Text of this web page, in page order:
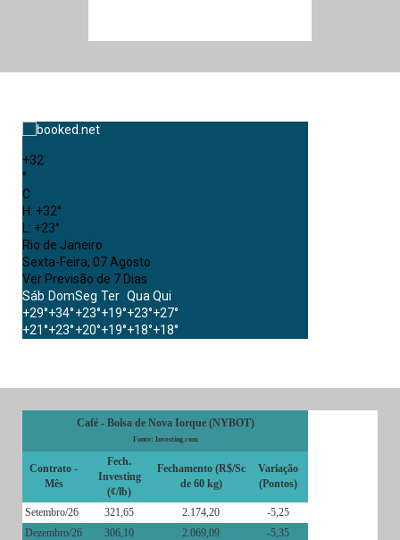
+32
°
C
H: +32°
L: +23°
Rio de Janeiro
Sexta-Feira, 07 Agosto
Ver Previsão de 7 Dias
Sáb DomSeg Ter Qua Qui
+29°+34°+23°+19°+23°+27°
+21°+23°+20°+19°+18°+18°
Café - Bolsa de Nova Iorque (NYBOT)
Fonte: Investing.com
Contrato -
Mês
Fech.
Investing
(¢/lb)
Fechamento (R$/Sc
de 60 kg)
Variação
(Pontos)
Setembro/26 321,65 2.174,20
-5,25
Dezembro/26
306,10 2.069,09
-5,35